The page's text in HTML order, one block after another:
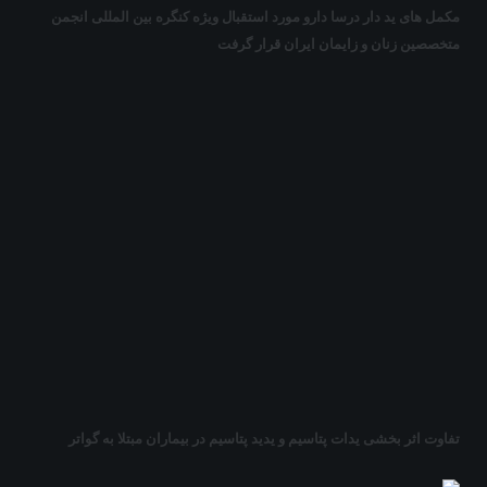
مکمل های ید دار درسا دارو مورد استقبال ویژه کنگره بین المللی انجمن
متخصصین زنان و زایمان ایران قرار گرفت
تفاوت اثر بخشی یدات پتاسیم و یدید پتاسیم در بیماران مبتلا به گواتر